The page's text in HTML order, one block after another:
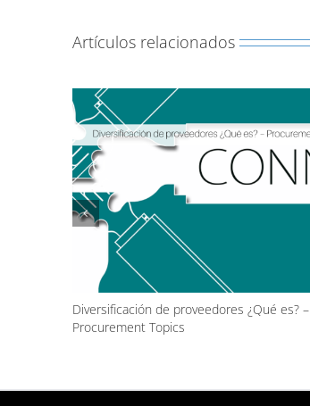
Artículos relacionados
Diversificación de proveedores ¿Qué es? –
Procurement Topics